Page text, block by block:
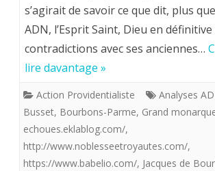
s’agirait de savoir ce que dit, plus
ADN, l’Esprit Saint, Dieu en
contradictions avec ses anciennes…
lire davantage »
Action Providentialiste Analyses
Busset, Bourbons-Parme, Grand
echoues.eklablog.com/,
http://www.noblesseetroyautes.com/,
https://www.babelio.com/, Jacques de